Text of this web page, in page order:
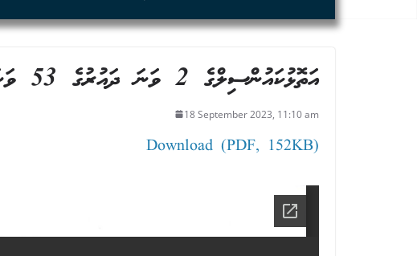
އަތޮޅުކައުންސިލްގެ 2 ވަނަ ދައުރުގެ 53 ވަނަ ޖަލްސާގެ ނިންމުން -3
18 September 2023, 11:10 am
Download (PDF, 152KB)